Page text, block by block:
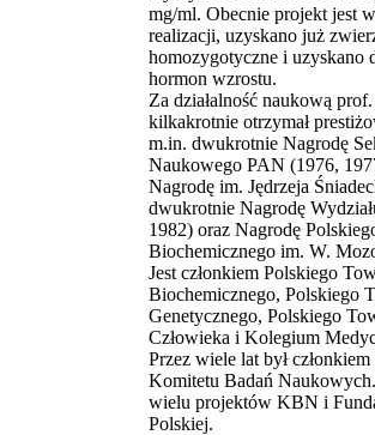
mg/ml. Obecnie projekt jest
realizacji, uzyskano już
homozygotyczne i uzyskano
hormon wzrostu.
Za działalność naukową prof.
kilkakrotnie otrzymał
m.in. dwukrotnie Nagrodę
Naukowego PAN (1976,
Nagrodę im. Jędrzeja
dwukrotnie Nagrodę
1982) oraz Nagrodę
Biochemicznego im. W.
Jest członkiem Polskiego
Biochemicznego, Polskiego
Genetycznego, Polskiego
Człowieka i Kolegium
Przez wiele lat był
Komitetu Badań Naukowych.
wielu projektów KBN i
Polskiej.